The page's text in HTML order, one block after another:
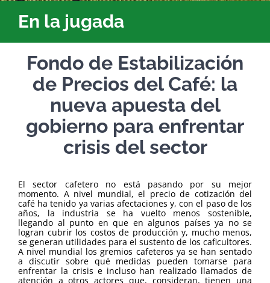
En la jugada
Fondo de Estabilización
de Precios del Café: la
nueva apuesta del
gobierno para enfrentar
crisis del sector
El sector cafetero no está pasando por su mejor
momento. A nivel mundial, el precio de cotización del
café ha tenido ya varias afectaciones y, con el paso de los
años, la industria se ha vuelto menos sostenible,
llegando al punto en que en algunos países ya no se
logran cubrir los costos de producción y, mucho menos,
se generan utilidades para el sustento de los caficultores.
A nivel mundial los gremios cafeteros ya se han sentado
a discutir sobre qué medidas pueden tomarse para
enfrentar la crisis e incluso han realizado llamados de
atención a otros actores que, consideran, tienen una